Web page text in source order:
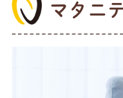
マタニ